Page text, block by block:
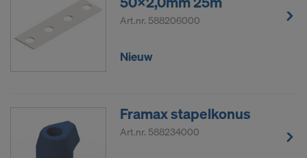
Art.nr. 588206000
Nieuw
Framax stapelkonus
Art.nr. 588234000